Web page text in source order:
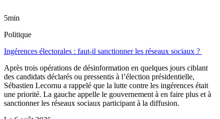
5min
Politique
Ingérences électorales : faut-il sanctionner les réseaux sociaux ?
Après trois opérations de désinformation en quelques jours ciblant
des candidats déclarés ou pressentis à l’élection présidentielle,
Sébastien Lecornu a rappelé que la lutte contre les ingérences était
une priorité. La gauche appelle le gouvernement à en faire plus et à
sanctionner les réseaux sociaux participant à la diffusion.